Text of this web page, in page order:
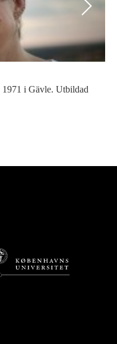
1971 i Gävle. Utbildad
Next